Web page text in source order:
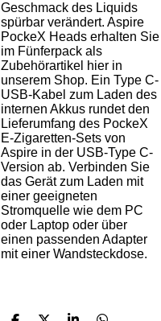
Geschmack des Liquids
spürbar verändert. Aspire
PockeX Heads erhalten Sie
im Fünferpack als
Zubehörartikel hier in
unserem Shop. Ein Type C-
USB-Kabel zum Laden des
internen Akkus rundet den
Lieferumfang des PockeX
E-Zigaretten-Sets von
Aspire in der USB-Type C-
Version ab. Verbinden Sie
das Gerät zum Laden mit
einer geeigneten
Stromquelle wie dem PC
oder Laptop oder über
einen passenden Adapter
mit einer Wandsteckdose.